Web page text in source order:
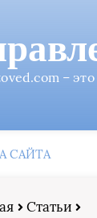
–
САЙТА
Статьи